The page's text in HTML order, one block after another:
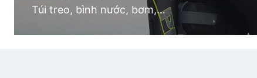
Túi treo, bình nước, bơm,…